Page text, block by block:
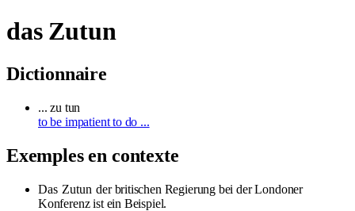
das Zutun
Dictionnaire
... zu tun
to be impatient to do ...
Exemples en contexte
Das Zutun der britischen Regierung bei der Londoner
Konferenz ist ein Beispiel.